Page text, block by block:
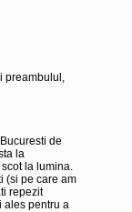
preambulul,
de
la
la lumina.
(si pe care am
repezit
ales pentru a